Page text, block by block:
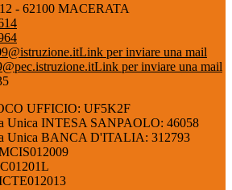
- 62100 MACERATA
Link per inviare una mail
Link per inviare una mail
UFFICIO: UF5K2F
Unica INTESA SANPAOLO: 46058
Unica BANCA D'ITALIA: 312793